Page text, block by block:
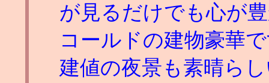
が見るだけでも心が
コールドの建物豪華
建値の夜景も素晴らし